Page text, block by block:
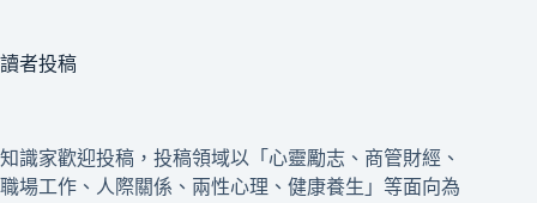
讀者投稿
知識家歡迎投稿，投稿領域以「心靈勵志、商管財經、
職場工作、人際關係、兩性心理、健康養生」等面向為